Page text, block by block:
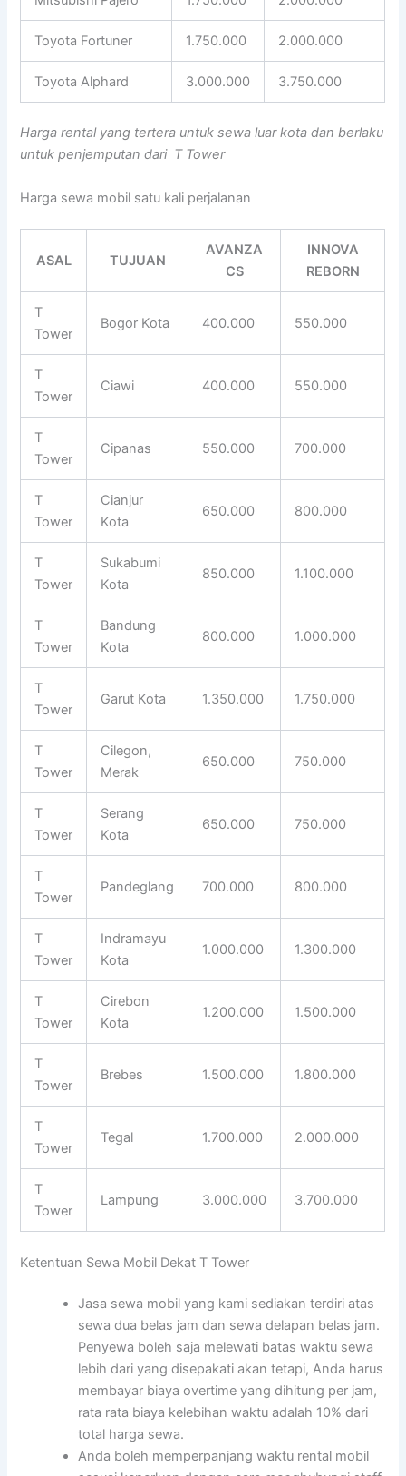
Toyota Fortuner 1.750.000 2.000.000
Toyota Alphard 3.000.000 3.750.000
Harga rental yang tertera untuk sewa luar kota dan berlaku
untuk penjemputan dari T Tower
Harga sewa mobil satu kali perjalanan
ASAL TUJUAN
AVANZA
CS
INNOVA
REBORN
T
Tower
Bogor Kota 400.000 550.000
T
Tower
Ciawi 400.000 550.000
T
Tower
Cipanas 550.000 700.000
T
Tower
Cianjur
Kota
650.000 800.000
T
Tower
Sukabumi
Kota
850.000 1.100.000
T
Tower
Bandung
Kota
800.000 1.000.000
T
Tower
Garut Kota 1.350.000 1.750.000
T
Tower
Cilegon,
Merak
650.000 750.000
T
Tower
Serang
Kota
650.000 750.000
T
Tower
Pandeglang 700.000 800.000
T
Tower
Indramayu
Kota
1.000.000 1.300.000
T
Tower
Cirebon
Kota
1.200.000 1.500.000
T
Tower
Brebes 1.500.000 1.800.000
T
Tower
Tegal 1.700.000 2.000.000
T
Tower
Lampung 3.000.000 3.700.000
Ketentuan Sewa Mobil Dekat T Tower
Jasa sewa mobil yang kami sediakan terdiri atas
sewa dua belas jam dan sewa delapan belas jam.
Penyewa boleh saja melewati batas waktu sewa
lebih dari yang disepakati akan tetapi, Anda harus
membayar biaya overtime yang dihitung per jam,
rata rata biaya kelebihan waktu adalah 10% dari
total harga sewa.
Anda boleh memperpanjang waktu rental mobil